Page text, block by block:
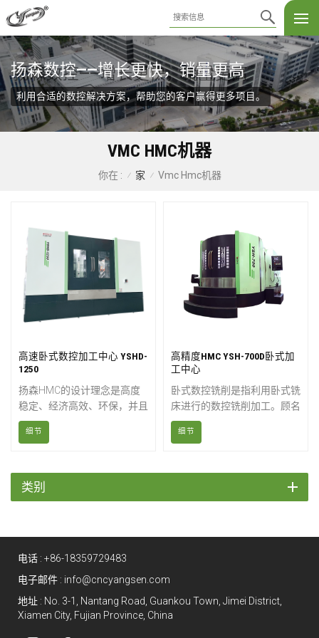
扬森数控——增长更快，销量更高
利用合适的数控解决方案，帮助您的客户赢得更多项目。
VMC HMC机器
你在 : / 家 / Vmc Hmc机器
高速卧式数控加工中心 YSHD-
1250
扬森HMC的设计理念是高度
稳定、经济高效、环保，并且
易于操作和维护。这些设计理
念促使我们竭诚为客户提供满
细节
高精度HMC YSH-700D卧式加
工中心
卧式数控铣削是指利用卧式铣
床进行的数控铣削加工。顾名
思义，这类机床的刀具呈水平
方向，旋转的圆柱形刀具可沿
和孔洞。配备高精度数控转台
的卧式加工中心可实现一次装
细节
类别
电话 : +86-18359729483
电子邮件 : info@cncyangsen.com
地址 : No. 3-1, Nantang Road, Guankou Town, Jimei District,
Xiamen City, Fujian Province, China